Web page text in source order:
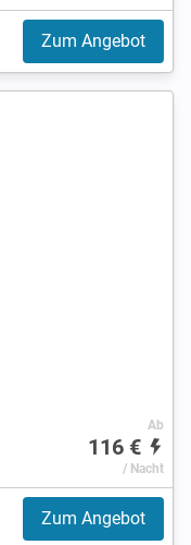
Zum Angebot
Ab
116 €
/ Nacht
Zum Angebot